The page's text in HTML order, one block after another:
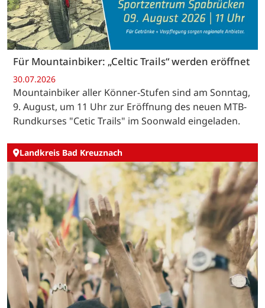
Für Mountainbiker: „Celtic Trails“ werden eröffnet
30.07.2026
Mountainbiker aller Könner-Stufen sind am Sonntag,
9. August, um 11 Uhr zur Eröffnung des neuen MTB-
Rundkurses "Cetic Trails" im Soonwald eingeladen.
Landkreis Bad Kreuznach